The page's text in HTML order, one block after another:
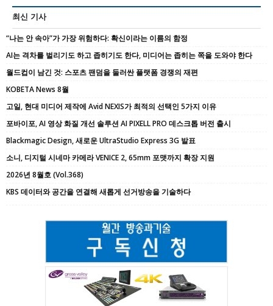
최신 기사
“나는 안 속아”가 가장 위험하다: 확신이라는 이름의 함정
AI는 격차를 벌리기도 하고 좁히기도 한다, 미디어는 좁히는 쪽을 도와야 한다
월드컵이 남긴 것: 스포츠 팬덤을 둘러싼 플랫폼 경쟁의 재편
KOBETA News 8월
고일, 현대 미디어 제작에 Avid NEXIS가 최적의 선택인 5가지 이유
포바이포, AI 영상 화질 개선 솔루션 AI PIXELL PRO 데스크톱 버전 출시
Blackmagic Design, 새로운 UltraStudio Express 3G 발표
소니, 디지털 시네마 카메라 VENICE 2, 65mm 포맷까지 확장 지원
2026년 8월호 (Vol.368)
KBS 데이터와 공간을 연결해 새롭게 선거방송을 기술하다